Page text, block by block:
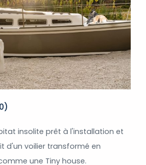
insolite prêt à l'installation et
d'un voilier transformé en
une Tiny house.